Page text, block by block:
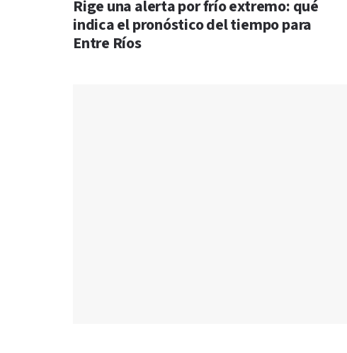
Rige una alerta por frío extremo: qué
indica el pronóstico del tiempo para
Entre Ríos